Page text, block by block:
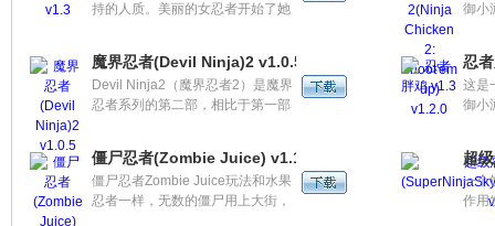
持的人质。美丽的女忍者开始了她
作，炫丽的特效，丰富的场景，多
样的玩法绝对能让您爱不释手。
御小
魔界忍者(Devil Ninja)2 v1.0.5
Devil Ninja2（魔界忍者2）是魔界
忍者系列的第二部，相比于第一部
忍
这是
御小
僵尸忍者(Zombie Juice) v1.1
僵尸忍者Zombie Juice玩法和水果
忍者一样，无数的僵尸用上大街，
超
一个
作用